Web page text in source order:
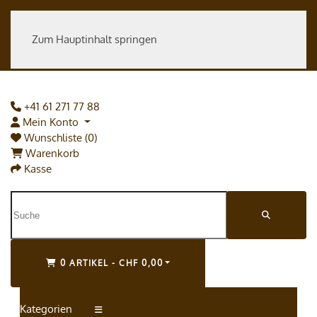
Zum Hauptinhalt springen
+41 61 271 77 88
Mein Konto
Wunschliste (0)
Warenkorb
Kasse
0 ARTIKEL - CHF 0,00
Kategorien